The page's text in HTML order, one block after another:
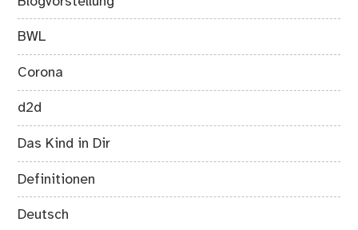
BWL
Corona
d2d
Das Kind in Dir
Definitionen
Deutsch